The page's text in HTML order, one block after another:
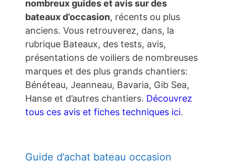
nombreux guides et avis sur des
bateaux d’occasion, récents ou plus
anciens. Vous retrouverez, dans, la
rubrique Bateaux, des tests, avis,
présentations de voiliers de nombreuses
marques et des plus grands chantiers:
Bénéteau, Jeanneau, Bavaria, Gib Sea,
Hanse et d’autres chantiers. Découvrez
tous ces avis et fiches techniques ici.
Guide d’achat bateau occasion